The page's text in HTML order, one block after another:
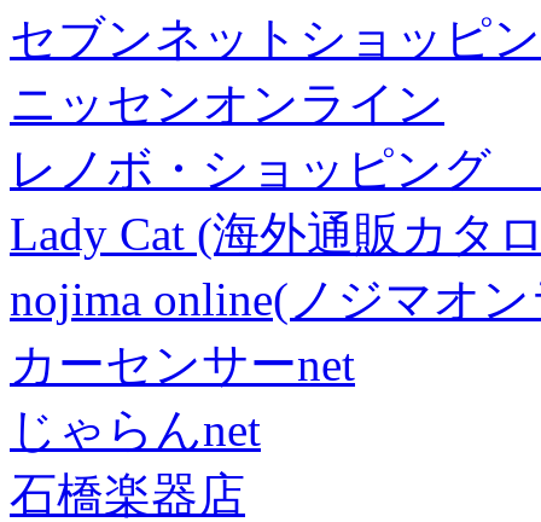
セブンネットショッピ
ニッセンオンライン
レノボ・ショッピング
Lady Cat (海外通販カタ
nojima online(ノジマオ
カーセンサーnet
じゃらんnet
石橋楽器店